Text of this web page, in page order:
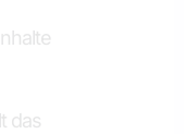
das